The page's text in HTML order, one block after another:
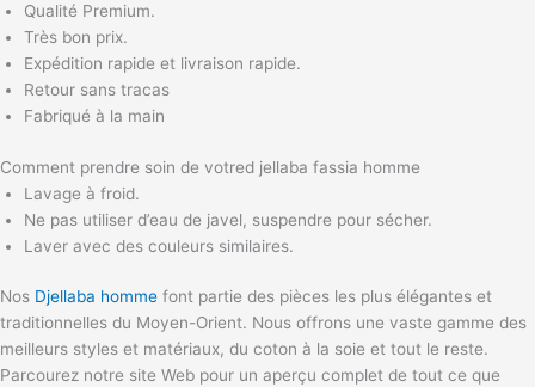
Qualité Premium.
Très bon prix.
Expédition rapide et livraison rapide.
Retour sans tracas
Fabriqué à la main
Comment prendre soin de votred jellaba fassia homme
Lavage à froid.
Ne pas utiliser d’eau de javel, suspendre pour sécher.
Laver avec des couleurs similaires.
Nos Djellaba homme font partie des pièces les plus élégantes et
traditionnelles du Moyen-Orient. Nous offrons une vaste gamme des
meilleurs styles et matériaux, du coton à la soie et tout le reste.
Parcourez notre site Web pour un aperçu complet de tout ce que